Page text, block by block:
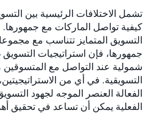
تشمل الاختلافات الرئيسية بين
كيفية تواصل الماركات مع
التسويق المتمايز تتناسب مع
جمهورها، فإن استراتيجيات التسويق
شمولية عند التواصل مع
التسويقية. في أي من
الفعالة العنصر الموجه لجهود
الفعلية يمكن أن تساعد في تحقيق